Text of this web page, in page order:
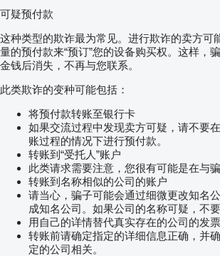
可疑预付款
这种类型的欺诈最为常见。进行欺诈的卖方可
量的预付款来“预订”您的设备购买权。这样，
金钱后消失，不再与您联系。
此类欺诈的变种可能包括：
将预付款转账至银行卡
如果交流过程中发现卖方可疑，请不要
账过程的情况下进行预付款。
转账到“受托人”账户
此类请求需要注意，您很有可能是在与骗
转账到名称相似的公司的账户
请当心，骗子可能会通过细微更改知名
成知名公司。如果公司的名称可疑，不要
用自己的详情替代真实存在的公司的发
转账前请确定指定的详细信息正确，并
定的公司相关。